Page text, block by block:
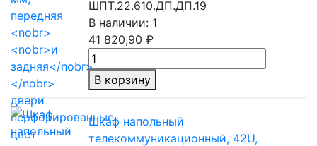
ШПТ.22.610.ДП.ДП.19
В наличии: 1
41 820,90 ₽
В корзину
Шкаф напольный
телекоммуникационный, 42U,